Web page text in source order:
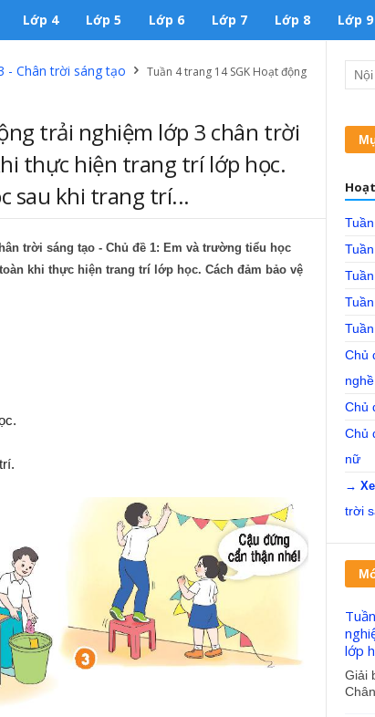
Lớp 4 Lớp 5 Lớp 6 Lớp 7 Lớp 8 Lớp 9
- Chân trời sáng tạo
Tuần 4 trang 14 SGK Hoạt động
trải nghiệm lớp 3 chân trời
thực hiện trang trí lớp học.
sau khi trang trí...
trời sáng tạo - Chủ đề 1: Em và trường tiểu học
khi thực hiện trang trí lớp học. Cách đảm bảo vệ
Tuần
Chủ
Chủ
Chủ
nữ
→
trời
lớp
Giải